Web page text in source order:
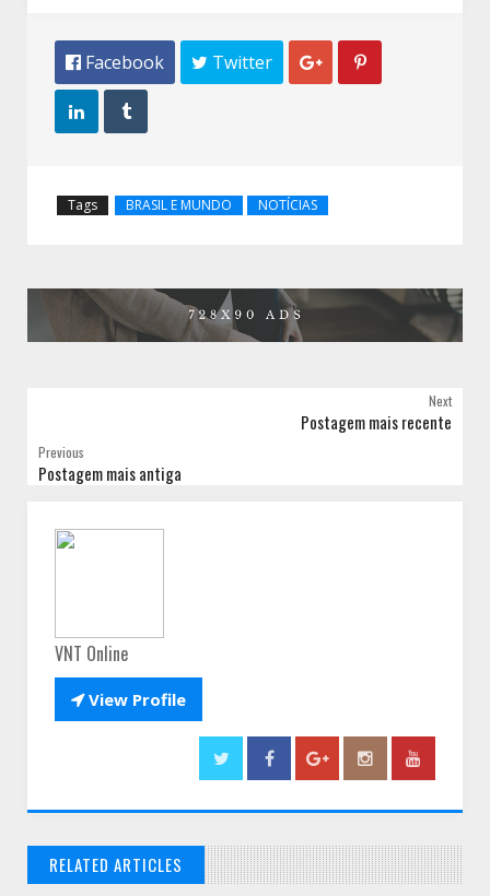
 Facebook  Twitter  
 
Tags BRASIL E MUNDO NOTÍCIAS
Next
Postagem mais recente
Previous
Postagem mais antiga
VNT Online
View Profile
RELATED ARTICLES